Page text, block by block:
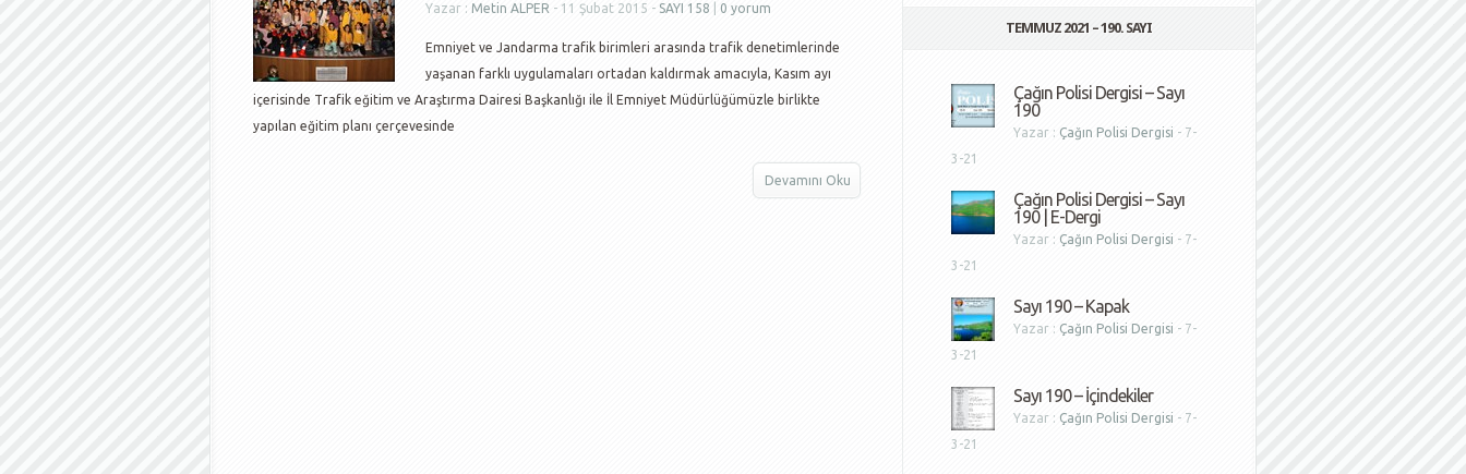
Yazar : Metin ALPER - 11 Şubat 2015 - SAYI 158 0 yorum
Emniyet ve Jandarma trafik birimleri arasında trafik denetimlerinde
yaşanan farklı uygulamaları ortadan kaldırmak amacıyla, Kasım ayı
içerisinde Trafik eğitim ve Araştırma Dairesi Başkanlığı ile İl Emniyet Müdürlüğümüzle birlikte
yapılan eğitim planı çerçevesinde
Devamını Oku
TEMMUZ 2021 – 190. SAYI
Çağın Polisi Dergisi – Sayı
190
Yazar : Çağın Polisi Dergisi - 7-
3-21
Çağın Polisi Dergisi – Sayı
190 | E-Dergi
Yazar : Çağın Polisi Dergisi - 7-
3-21
Sayı 190 – Kapak
Yazar : Çağın Polisi Dergisi - 7-
3-21
Sayı 190 – İçindekiler
Yazar : Çağın Polisi Dergisi - 7-
3-21